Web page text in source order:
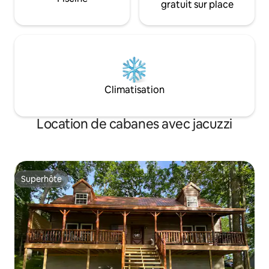
gratuit sur place
Climatisation
Location de cabanes avec jacuzzi
Superhôte
Superhôte